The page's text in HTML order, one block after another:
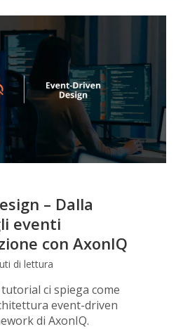
– Dalla
eventi
con AxonIQ
di lettura
ci spiega come
event-driven
di AxonIQ.